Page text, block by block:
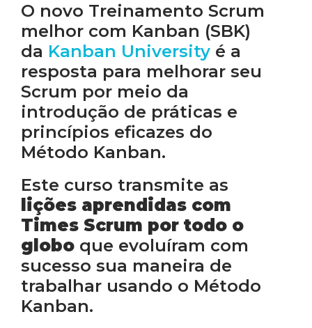
O novo Treinamento Scrum
melhor com Kanban (SBK)
da Kanban University é a
resposta para melhorar seu
Scrum por meio da
introdução de práticas e
princípios eficazes do
Método Kanban.
Este curso transmite as
lições aprendidas com
Times Scrum por todo o
globo que evoluíram com
sucesso sua maneira de
trabalhar usando o Método
Kanban.